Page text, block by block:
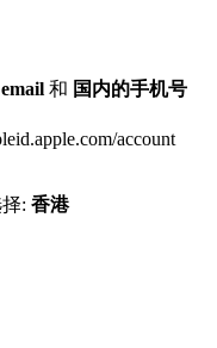
email 和 国内的手机号
account
: 香港